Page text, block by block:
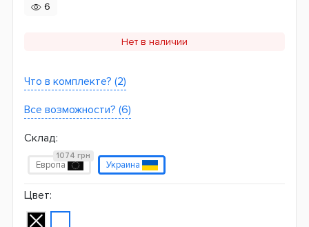
6
Нет в наличии
Что в комплекте? (2)
Все возможности? (6)
Склад:
Европа
1074 грн
Украина
Цвет: